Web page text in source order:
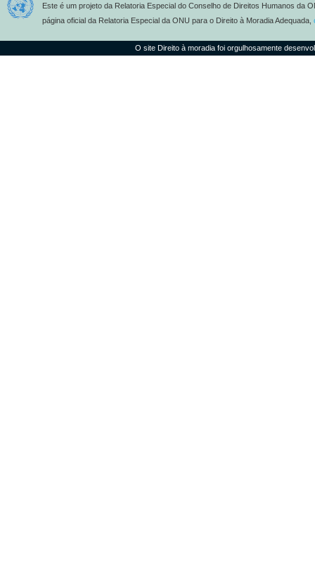
Este é um projeto da Relatoria Especial do Conselho de Direitos Humanos da
página oficial da Relatoria Especial da ONU para o Direito à Moradia Adequada,
O site Direito à moradia foi orgulhosamente